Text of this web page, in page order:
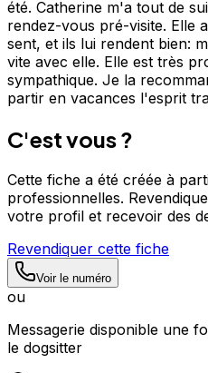
été. Catherine m'a tout de
rendez-vous pré-visite. Elle
sent, et ils lui rendent bien:
vite avec elle. Elle est très
sympathique. Je la
partir en vacances l'esprit
C'est vous ?
Cette fiche a été créée à
professionnelles.
votre profil et recevoir des
Revendiquer cette fiche
Voir le numéro
ou
Messagerie disponible une
le dogsitter